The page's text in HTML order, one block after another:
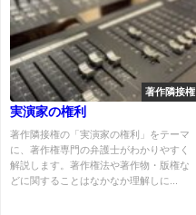
著作隣接権
実演家の権利
著作隣接権の「実演家の権利」をテーマ
に、著作権専門の弁護士がわかりやすく
解説します。著作権法や著作物・版権な
どに関することはなかなか理解しに...